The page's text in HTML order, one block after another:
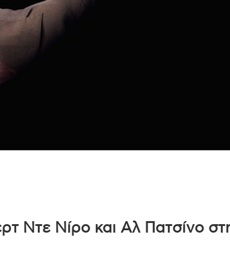
Ντε Νίρο και Αλ Πατσίνο